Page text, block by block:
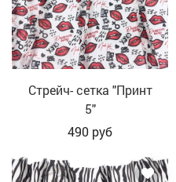
Стрейч- сетка "Принт
5"
490 руб